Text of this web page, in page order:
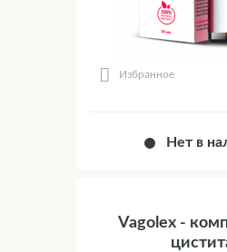
Избранное
Нет в
Vagolex -